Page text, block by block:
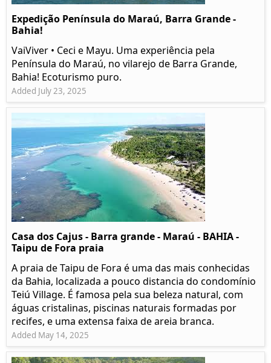
Expedição Península do Maraú, Barra Grande -
Bahia!
VaiViver • Ceci e Mayu. Uma experiência pela
Península do Maraú, no vilarejo de Barra Grande,
Bahia! Ecoturismo puro.
Added July 23, 2025
Casa dos Cajus - Barra grande - Maraú - BAHIA -
Taipu de Fora praia
A praia de Taipu de Fora é uma das mais conhecidas
da Bahia, localizada a pouco distancia do condomínio
Teiú Village. É famosa pela sua beleza natural, com
águas cristalinas, piscinas naturais formadas por
recifes, e uma extensa faixa de areia branca.
Added May 14, 2025